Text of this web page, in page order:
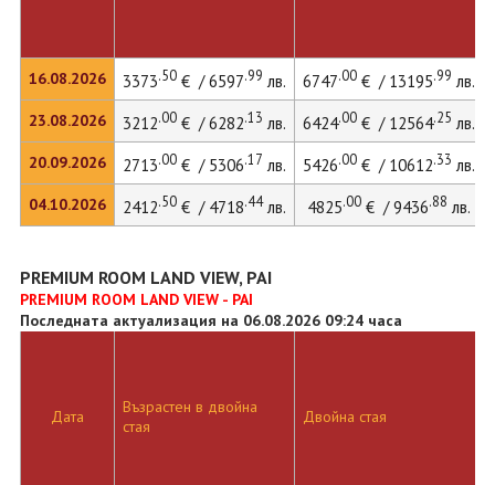
16.08.2026
23.08.2026
20.09.2026
04.10.2026
3373.50€ / 6597.99 лв. 6747.00€ / 13195.99 лв.
3212.00€ / 6282.13 лв. 6424.00€ / 12564.25 лв.
2713.00€ / 5306.17 лв. 5426.00€ / 10612.33 лв.
2412.50€ / 4718.44лв. 4825.00€ / 9436.88 лв.
PREMIUM ROOM LAND VIEW, PAI
PREMIUM ROOM LAND VIEW - PAI
Последната актуализация на 06.08.2026 09:24 часа
Дата
Възрастен в двойна
стая
Двойна стая